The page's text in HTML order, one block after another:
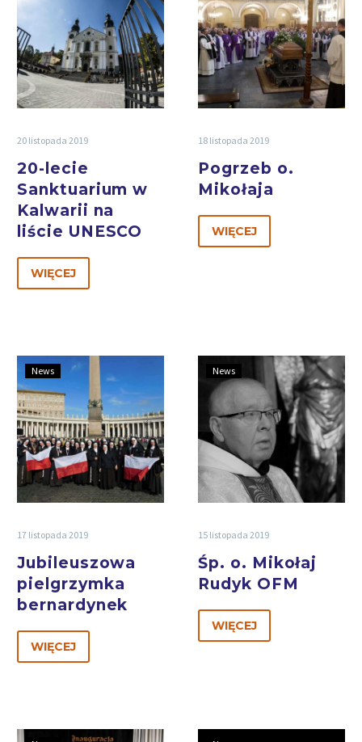
20 listopada 2019
20-lecie
Sanktuarium w
Kalwarii na
liście UNESCO
WIĘCEJ
18 listopada 2019
Pogrzeb o.
Mikołaja
WIĘCEJ
News
17 listopada 2019
Jubileuszowa
pielgrzymka
bernardynek
WIĘCEJ
News
15 listopada 2019
Śp. o. Mikołaj
Rudyk OFM
WIĘCEJ